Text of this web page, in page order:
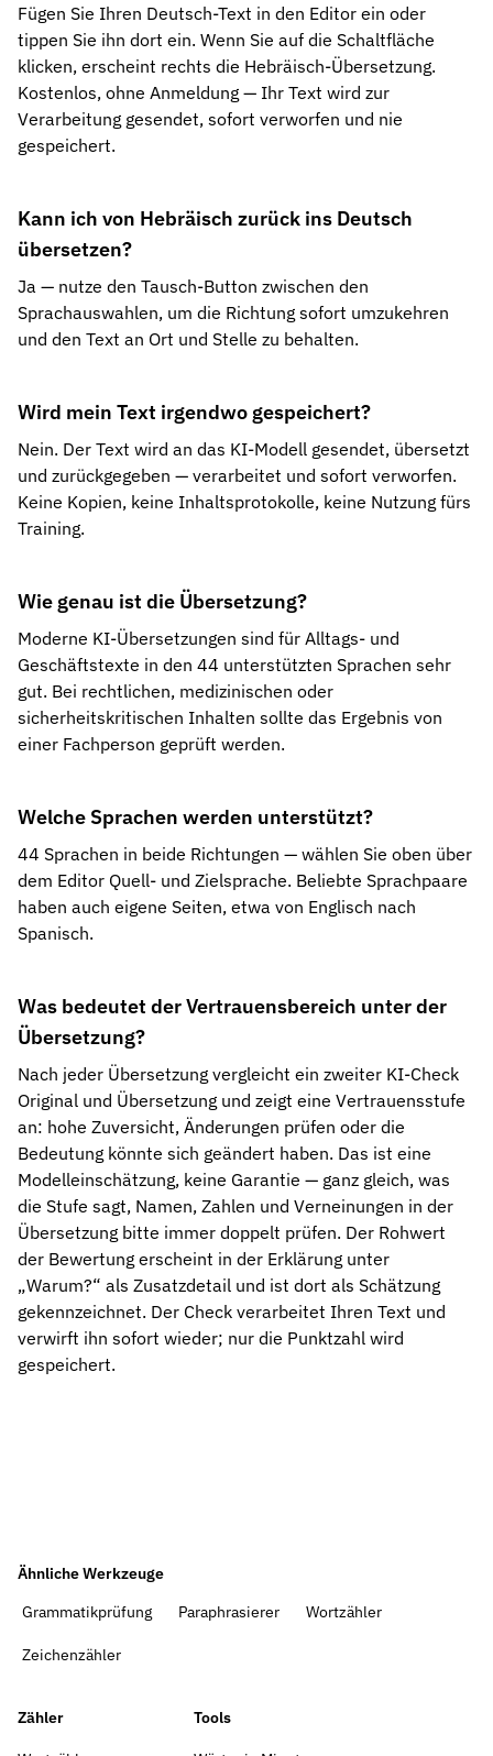
Fügen Sie Ihren Deutsch-Text in den Editor ein oder
tippen Sie ihn dort ein. Wenn Sie auf die Schaltfläche
klicken, erscheint rechts die Hebräisch-Übersetzung.
Kostenlos, ohne Anmeldung — Ihr Text wird zur
Verarbeitung gesendet, sofort verworfen und nie
gespeichert.
Kann ich von Hebräisch zurück ins Deutsch
übersetzen?
Ja — nutze den Tausch-Button zwischen den
Sprachauswahlen, um die Richtung sofort umzukehren
und den Text an Ort und Stelle zu behalten.
Wird mein Text irgendwo gespeichert?
Nein. Der Text wird an das KI-Modell gesendet, übersetzt
und zurückgegeben — verarbeitet und sofort verworfen.
Keine Kopien, keine Inhaltsprotokolle, keine Nutzung fürs
Training.
Wie genau ist die Übersetzung?
Moderne KI-Übersetzungen sind für Alltags- und
Geschäftstexte in den 44 unterstützten Sprachen sehr
gut. Bei rechtlichen, medizinischen oder
sicherheitskritischen Inhalten sollte das Ergebnis von
einer Fachperson geprüft werden.
Welche Sprachen werden unterstützt?
44 Sprachen in beide Richtungen — wählen Sie oben über
dem Editor Quell- und Zielsprache. Beliebte Sprachpaare
haben auch eigene Seiten, etwa von Englisch nach
Spanisch.
Was bedeutet der Vertrauensbereich unter der
Übersetzung?
Nach jeder Übersetzung vergleicht ein zweiter KI-Check
Original und Übersetzung und zeigt eine Vertrauensstufe
an: hohe Zuversicht, Änderungen prüfen oder die
Bedeutung könnte sich geändert haben. Das ist eine
Modelleinschätzung, keine Garantie — ganz gleich, was
die Stufe sagt, Namen, Zahlen und Verneinungen in der
Übersetzung bitte immer doppelt prüfen. Der Rohwert
der Bewertung erscheint in der Erklärung unter
„Warum?“ als Zusatzdetail und ist dort als Schätzung
gekennzeichnet. Der Check verarbeitet Ihren Text und
verwirft ihn sofort wieder; nur die Punktzahl wird
gespeichert.
Ähnliche Werkzeuge
Grammatikprüfung
Paraphrasierer Wortzähler
Zeichenzähler
Zähler Tools